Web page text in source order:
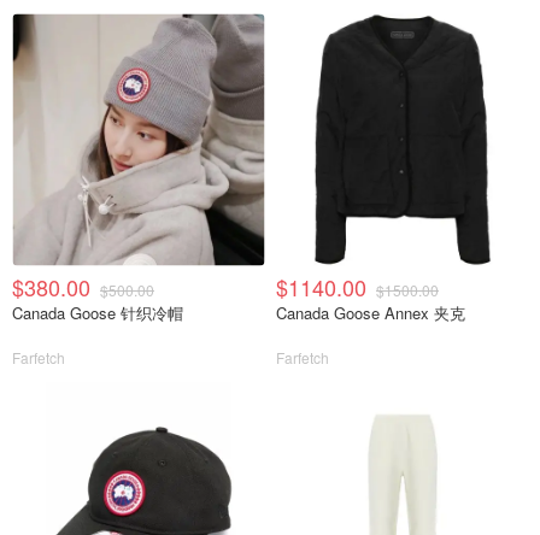
$380.00 $500.00
Canada Goose 针织冷帽
Farfetch
$1140.00 $1500.00
Canada Goose Annex 夹克
Farfetch